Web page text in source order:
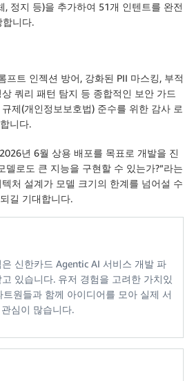
, 정지 등)을 추가하여 51개 인텐트를 완전
니다.
프트 인젝션 방어, 강화된 PII 마스킹, 부적
쿼리 패턴 탐지 등 종합적인 보안 가드
제(개인정보보호법) 준수를 위한 감사 로
니다.
년 6월 상용 배포를 목표로 개발을 진
델로도 큰 지능을 구현할 수 있는가?”라는
처 설계가 모델 크기의 한계를 넘어설 수
길 기대합니다.
신한카드 Agentic AI 서비스 개발 파
고 있습니다. 유저 경험을 고려한 가치있
원들과 함께 아이디어를 모아 실제 서
심이 많습니다.